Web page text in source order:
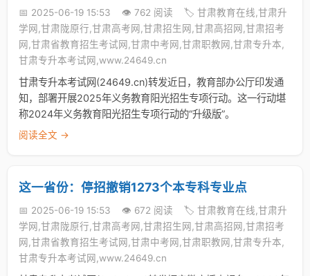
📅 2025-06-19 15:53 👁️ 762 阅读
🏷️ 甘肃教育在线,甘肃升
学网,甘肃陇原行,甘肃高考网,甘肃招生网,甘肃高招网,甘肃招考
网,甘肃省教育招生考试网,甘肃中考网,甘肃职教网,甘肃专升本,
甘肃专升本考试网,www.24649.cn
甘肃专升本考试网(24649.cn)转发近日，教育部办公厅印发通
知，部署开展2025年义务教育阳光招生专项行动。这一行动堪
称2024年义务教育阳光招生专项行动的“升级版”。
阅读全文 →
这一省份：停招撤销1273个本专科专业点
📅 2025-06-19 15:53 👁️ 672 阅读
🏷️ 甘肃教育在线,甘肃升
学网,甘肃陇原行,甘肃高考网,甘肃招生网,甘肃高招网,甘肃招考
网,甘肃省教育招生考试网,甘肃中考网,甘肃职教网,甘肃专升本,
甘肃专升本考试网,www.24649.cn